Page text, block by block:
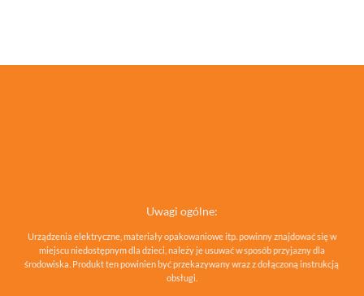
Uwagi ogólne:
Urządzenia elektryczne, materiały opakowaniowe itp. powinny znajdować się w
miejscu niedostępnym dla dzieci, należy je usuwać w sposób przyjazny dla
środowiska. Produkt ten powinien być przekazywany wraz z dołączoną instrukcją
obsługi.